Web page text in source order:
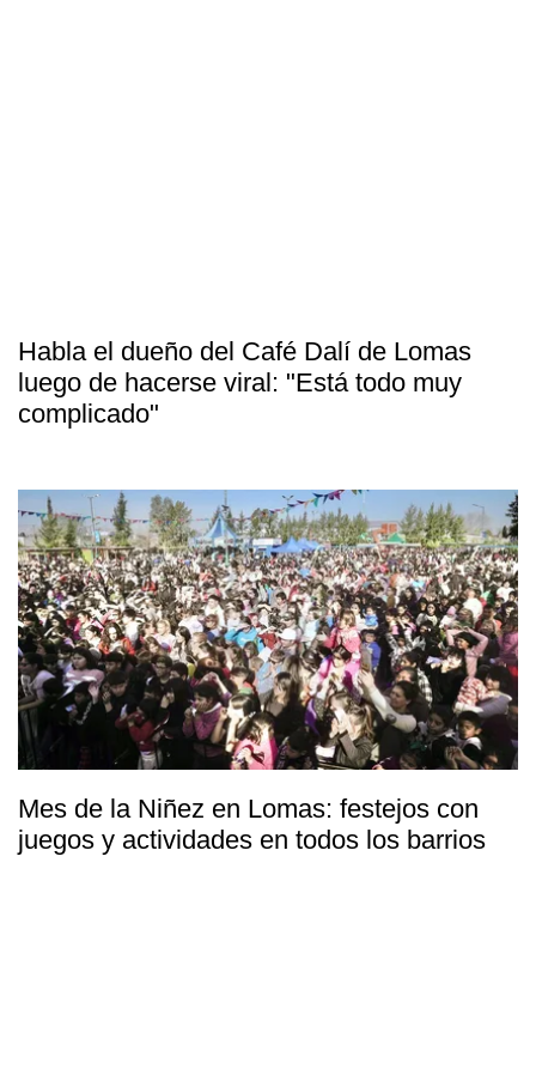
Habla el dueño del Café Dalí de Lomas
luego de hacerse viral: "Está todo muy
complicado"
Mes de la Niñez en Lomas: festejos con
juegos y actividades en todos los barrios